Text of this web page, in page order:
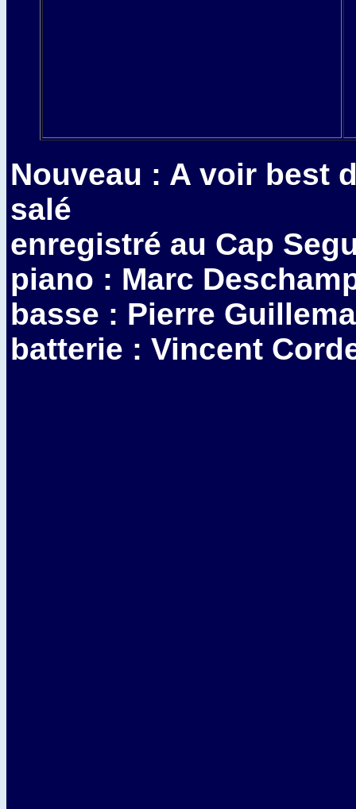
Nouveau : A voir best
salé
enregistré au Cap
piano : Marc
basse : Pierre
batterie : Vincent